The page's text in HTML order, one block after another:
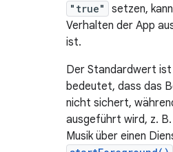
"true"
setzen,
Verhalten der App
ist.
Der Standardwert ist
bedeutet, dass das
nicht sichert,
ausgeführt wird, z.
Musik über einen